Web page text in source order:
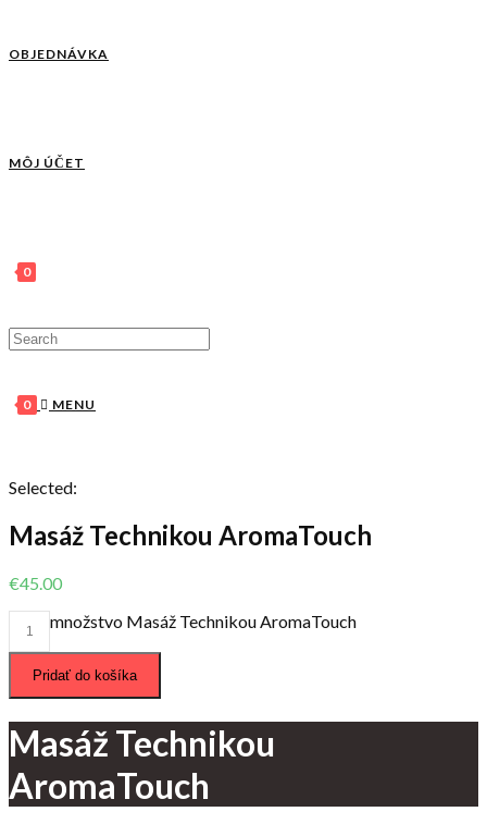
OBJEDNÁVKA
MÔJ ÚČET
0
0 MENU
Selected:
Masáž Technikou AromaTouch
€45.00
množstvo Masáž Technikou AromaTouch
Pridať do košíka
Masáž Technikou
AromaTouch